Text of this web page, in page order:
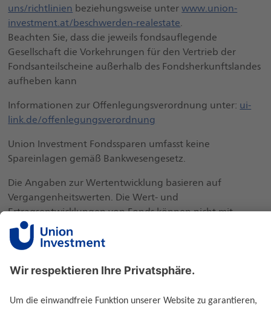
uns/richtlinien beziehungsweise unterwww.union-
investment.at/beschwerden-realestate
Beachten Sie, dass die jeweils fondsauflegende
Gesellschaft die Vorkehrungen für den Vertrieb der
Fondsanteilscheine außerhalb des Fondsherkunftslandes
aufheben kann
Informationen zur Offenlegungsverordnung unter: ui-
link.de/offenlegungsverordnung
Union Investment Fondssparen umfasst keine
Spareinlagen gemäß Bankwesengesetz.
Die Angaben zur Wertentwicklung basieren auf
Vergangenheitswerten. Die Wert- und
Ertragsentwicklungen von Fonds können nicht mit
Bestimmtheit vorausgesagt werden.
Performanceergebnisse der Vergangenheit lassen keine
Ausgabe- und Rücknahmespesen, Provisionen,
der Performanceberechnung nicht berücksichtigt und